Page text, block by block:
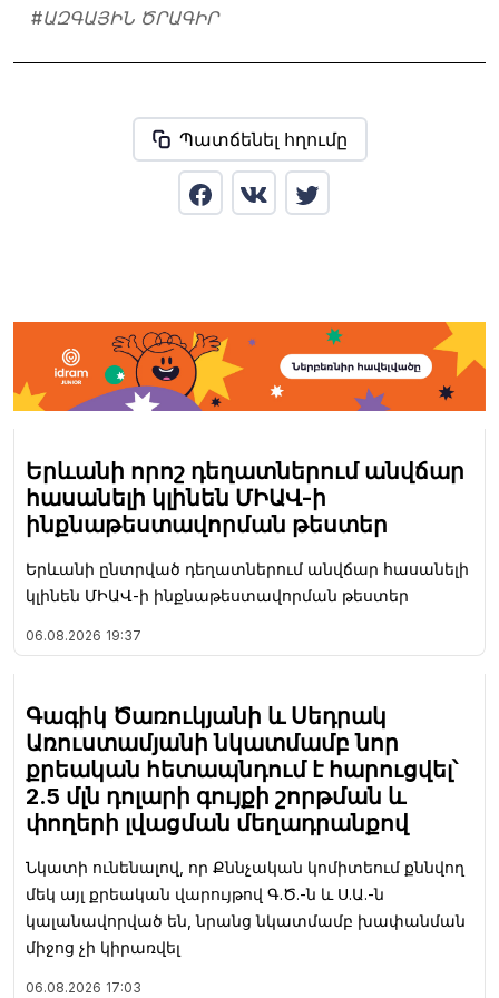
#ԱԶԳԱՅԻՆ ԾՐԱԳԻՐ
Պատճենել հղումը
Երևանի որոշ դեղատներում անվճար
հասանելի կլինեն ՄԻԱՎ-ի
ինքնաթեստավորման թեստեր
Երևանի ընտրված դեղատներում անվճար հասանելի
կլինեն ՄԻԱՎ-ի ինքնաթեստավորման թեստեր
06.08.2026 19:37
Գագիկ Ծառուկյանի և Սեդրակ
Առուստամյանի նկատմամբ նոր
քրեական հետապնդում է հարուցվել՝
2.5 մլն դոլարի գույքի շորթման և
փողերի լվացման մեղադրանքով
Նկատի ունենալով, որ Քննչական կոմիտեում քննվող
մեկ այլ քրեական վարույթով Գ.Ծ.-ն և Ս.Ա.-ն
կալանավորված են, նրանց նկատմամբ խափանման
միջոց չի կիրառվել
06.08.2026 17:03